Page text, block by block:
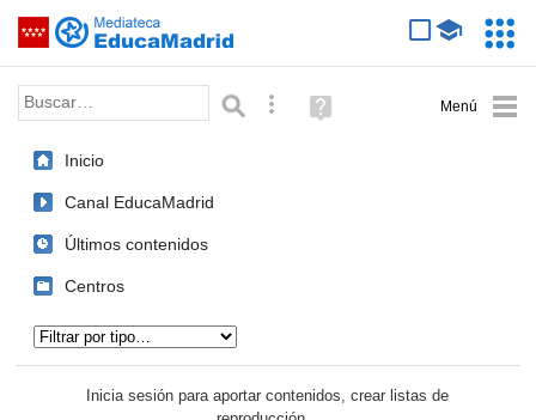
Saltar navegación
Palabra o frase: Búsqueda avanzada
Ayuda
(en
Inicio
Canal EducaMadrid
Últimos contenidos
Centros
Inicia sesión para aportar contenidos, crear listas de